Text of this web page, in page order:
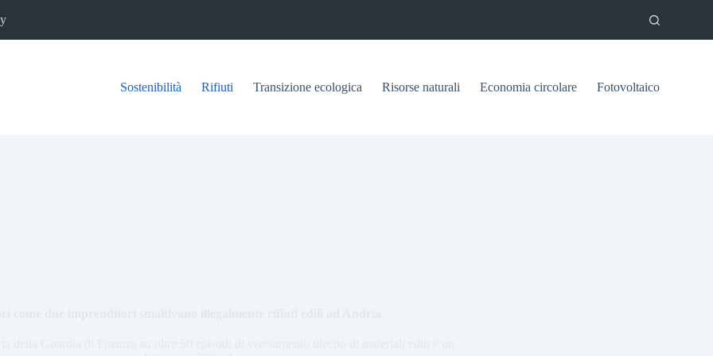
Sostenibilità Rifiuti Transizione ecologica Risorse naturali Economia circolare Fotovoltaico